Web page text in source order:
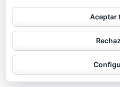
Web desarrollada por ©Roberto
Aceptar